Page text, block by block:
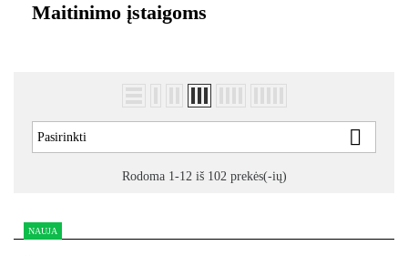
Maitinimo įstaigoms
Pasirinkti 
Rodoma 1-12 iš 102 prekės(-ių)
NAUJA